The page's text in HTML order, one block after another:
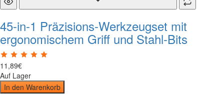
45-in-1 Präzisions-Werkzeugset mit
ergonomischem Griff und Stahl-Bits
11 ,89€
Auf Lager
In den Warenkorb